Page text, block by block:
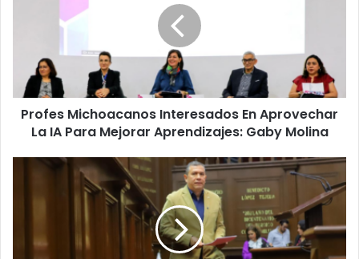
Aprovechar
Para
Mejorar
Aprendizajes:
Gaby
Profes Michoacanos Interesados En Aprovechar
La IA Para Mejorar Aprendizajes: Gaby Molina
Congreso
Iniciativa
Barragán